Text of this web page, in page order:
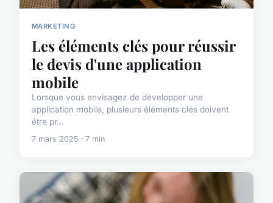
MARKETING
Les éléments clés pour réussir
le devis d'une application
mobile
Lorsque vous envisagez de développer une
application mobile, plusieurs éléments clés doivent
être pr...
7 mars 2025 · 7 min